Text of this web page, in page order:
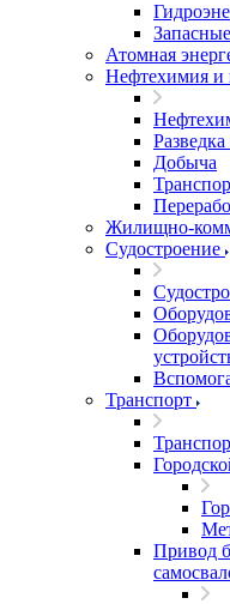
Атомная
Нефтехимия и
Добыча
Жилищно-
Судостроение
Транспорт
Привод